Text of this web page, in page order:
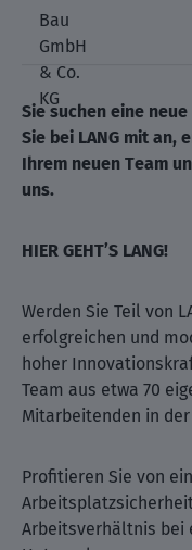
Sie suchen eine
Sie bei LANG mit an,
Ihrem neuen Team
uns.
HIER GEHT’S LANG!
Werden Sie Teil von
erfolgreichen und
hoher
Team aus etwa 70
Mitarbeitenden in der
Profitieren Sie von
Arbeitsverhältnis bei